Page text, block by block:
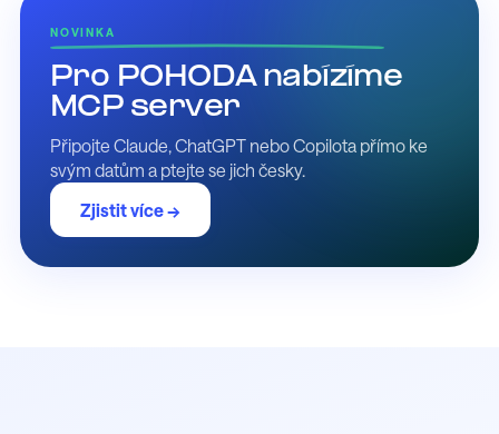
NOVINKA
Pro POHODA nabízíme
MCP server
Připojte Claude, ChatGPT nebo Copilota přímo ke
svým datům a ptejte se jich česky.
Zjistit více →